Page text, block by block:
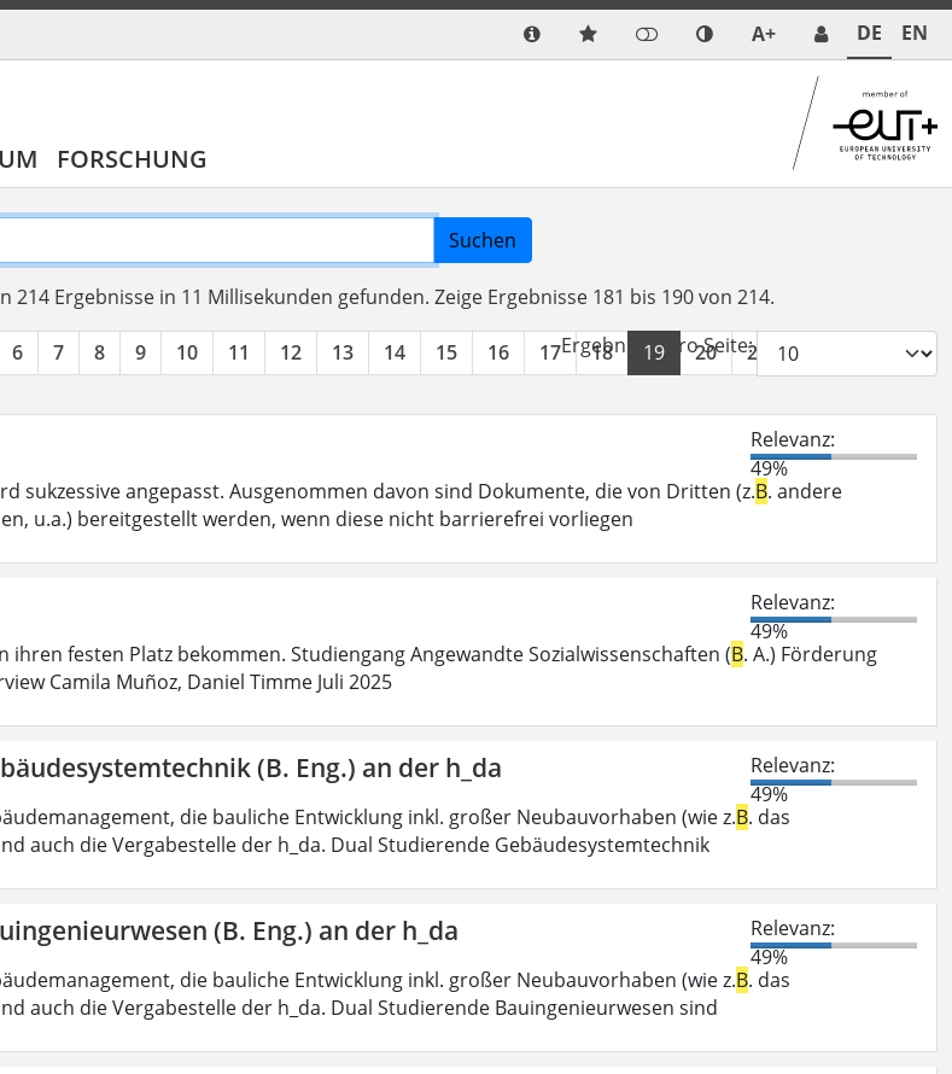
A+ DE EN
FORSCHUNG
Suchen
214 Ergebnisse in 11 Millisekunden gefunden. Zeige Ergebnisse 181 bis 190 von 214.
6 7 8 9 10 11 12 13 14 15 16 17 18 19 20 21
Ergebnisse pro Seite:
Relevanz:
49%
sukzessive angepasst. Ausgenommen davon sind Dokumente, die von Dritten (z.B. andere
u.a.) bereitgestellt werden, wenn diese nicht barrierefrei vorliegen
Relevanz:
49%
ihren festen Platz bekommen. Studiengang Angewandte Sozialwissenschaften (B. A.) Förderung
Camila Muñoz, Daniel Timme Juli 2025
(B. Eng.) an der h_da
Relevanz:
49%
die bauliche Entwicklung inkl. großer Neubauvorhaben (wie z.B. das
auch die Vergabestelle der h_da. Dual Studierende Gebäudesystemtechnik
(B. Eng.) an der h_da
Relevanz:
49%
die bauliche Entwicklung inkl. großer Neubauvorhaben (wie z.B. das
auch die Vergabestelle der h_da. Dual Studierende Bauingenieurwesen sind